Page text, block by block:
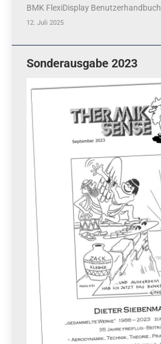
BMK FlexiDisplay Benutzerhandbuch
12. Juli 2025
Sonderausgabe 2023